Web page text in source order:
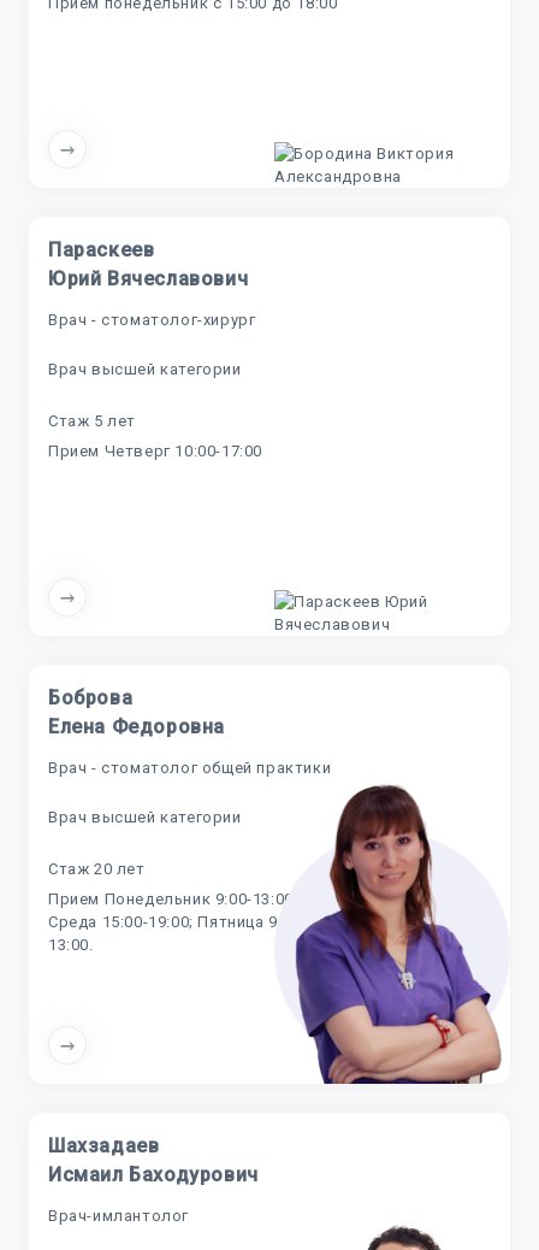
Параскеев
Юрий Вячеславович
Врач - стоматолог-хирург
Врач высшей категории
Стаж 5 лет
Прием Четверг 10:00-17:00
Боброва
Елена Федоровна
Врач - стоматолог общей практики
Врач высшей категории
Стаж 20 лет
Прием Понедельник 9:00-13:00;
Среда 15:00-19:00; Пятница 9:00-
13:00.
Шахзадаев
Исмаил Баходурович
Врач-имлантолог